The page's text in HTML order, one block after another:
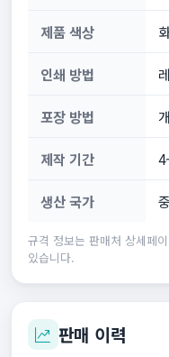
제품 색상
인쇄 방법
포장 방법
제작 기간
생산 국가
규격 정보는 판매처 상세페
있습니다.
판매 이력